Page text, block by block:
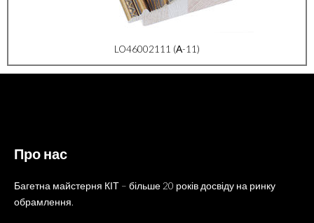
LO46002111 (А-11)
Про нас
Багетна майстерня КІТ – більше 20 років досвіду на ринку
обрамлення.